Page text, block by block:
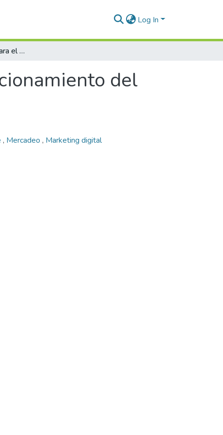
Log In
Plan de mercadeo para el posicionamiento del Centro de Artes de la Universidad EAFIT
del
, Mercadeo , Marketing digital